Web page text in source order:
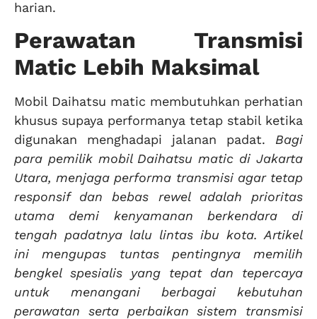
harian.
Perawatan Transmisi
Matic Lebih Maksimal
Mobil Daihatsu matic membutuhkan perhatian
khusus supaya performanya tetap stabil ketika
digunakan menghadapi jalanan padat. Bagi
para pemilik mobil Daihatsu matic di Jakarta
Utara, menjaga performa transmisi agar tetap
responsif dan bebas rewel adalah prioritas
utama demi kenyamanan berkendara di
tengah padatnya lalu lintas ibu kota. Artikel
ini mengupas tuntas pentingnya memilih
bengkel spesialis yang tepat dan tepercaya
untuk menangani berbagai kebutuhan
perawatan serta perbaikan sistem transmisi